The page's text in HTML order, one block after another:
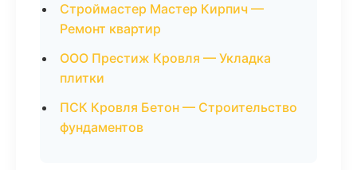
Строймастер Мастер Кирпич —
Ремонт квартир
ООО Престиж Кровля — Укладка
плитки
ПСК Кровля Бетон — Строительство
фундаментов